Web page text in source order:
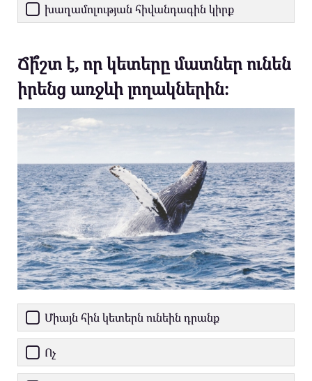
խաղամոլության հիվանդագին կիրք
Ճի՞շտ է, որ կետերը մատներ ունեն
իրենց առջևի լողակներին։
Միայն հին կետերն ունեին դրանք
Ոչ